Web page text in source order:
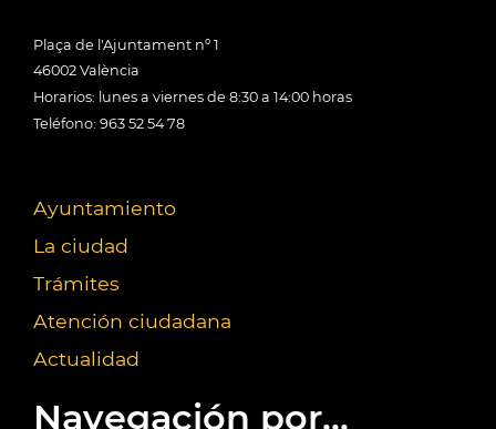
Plaça de l'Ajuntament nº 1
46002 València
Horarios: lunes a viernes de 8:30 a 14:00 horas
Teléfono: 963 52 54 78
Ayuntamiento
La ciudad
Trámites
Atención ciudadana
Actualidad
Navegación por...